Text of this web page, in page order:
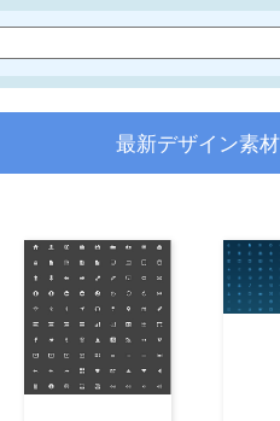
最新デザイン素材